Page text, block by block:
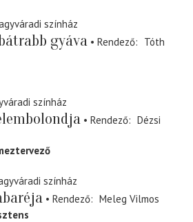
színház
gyáva Rendező
Tóth
színház
Rendező
Dézsi
színház
Rendező
Meleg Vilmos